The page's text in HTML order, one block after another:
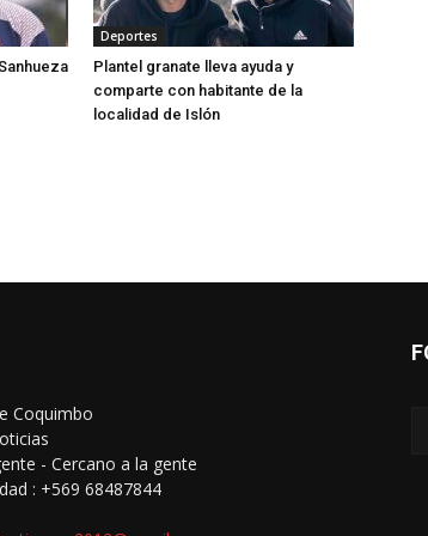
Deportes
Plantel granate lleva ayuda y
comparte con habitante de la
localidad de Islón
Coquimbo
- Cercano a la gente
: +569 68487844